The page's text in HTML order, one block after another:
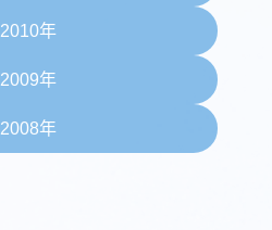
2010年
2009年
2008年